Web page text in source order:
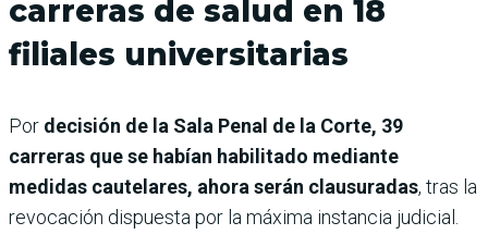
carreras de salud en 18
filiales universitarias
Por decisión de la Sala Penal de la Corte, 39
carreras que se habían habilitado mediante
medidas cautelares, ahora serán clausuradas, tras la
revocación dispuesta por la máxima instancia judicial.